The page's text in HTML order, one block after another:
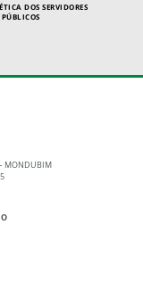
DOS SERVIDORES
PÚBLICOS
MONDUBIM